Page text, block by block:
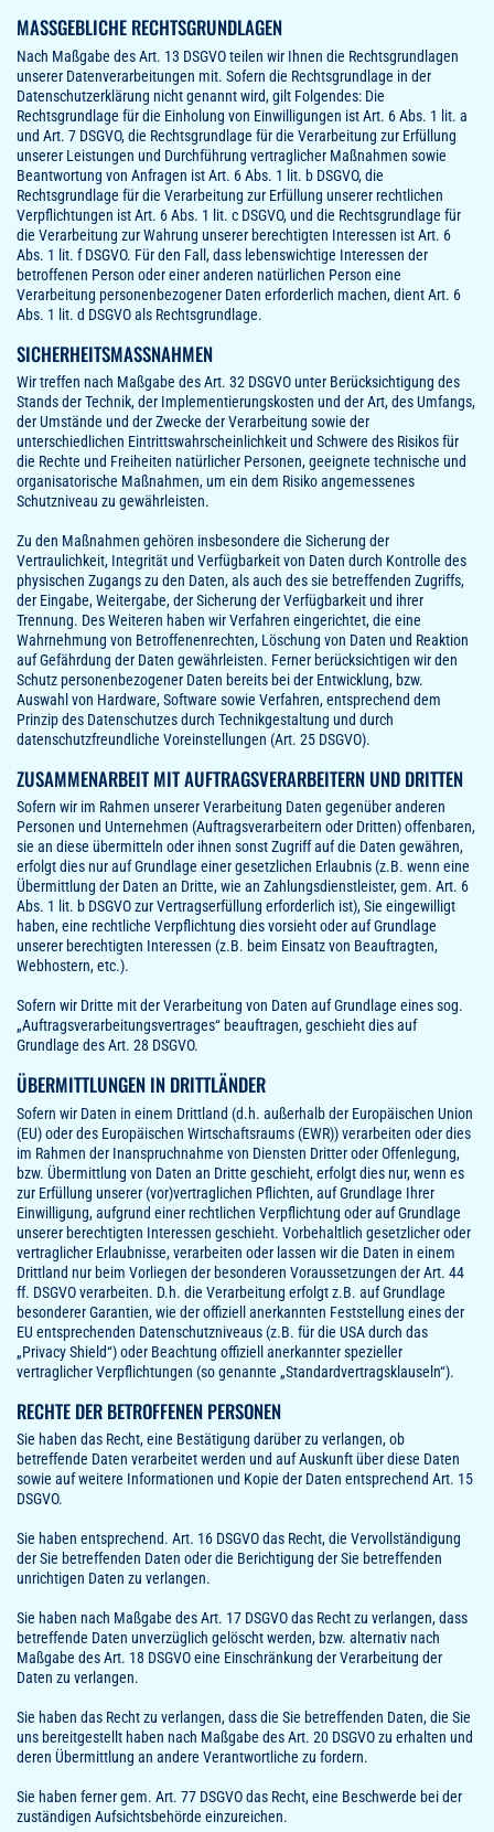
MASSGEBLICHE RECHTSGRUNDLAGEN
Nach Maßgabe des Art. 13 DSGVO teilen wir Ihnen die Rechtsgrundlagen
unserer Datenverarbeitungen mit. Sofern die Rechtsgrundlage in der
Datenschutzerklärung nicht genannt wird, gilt Folgendes: Die
Rechtsgrundlage für die Einholung von Einwilligungen ist Art. 6 Abs. 1 lit. a
und Art. 7 DSGVO, die Rechtsgrundlage für die Verarbeitung zur Erfüllung
unserer Leistungen und Durchführung vertraglicher Maßnahmen sowie
Beantwortung von Anfragen ist Art. 6 Abs. 1 lit. b DSGVO, die
Rechtsgrundlage für die Verarbeitung zur Erfüllung unserer rechtlichen
Verpflichtungen ist Art. 6 Abs. 1 lit. c DSGVO, und die Rechtsgrundlage für
die Verarbeitung zur Wahrung unserer berechtigten Interessen ist Art. 6
Abs. 1 lit. f DSGVO. Für den Fall, dass lebenswichtige Interessen der
betroffenen Person oder einer anderen natürlichen Person eine
Verarbeitung personenbezogener Daten erforderlich machen, dient Art. 6
Abs. 1 lit. d DSGVO als Rechtsgrundlage.
SICHERHEITSMASSNAHMEN
Wir treffen nach Maßgabe des Art. 32 DSGVO unter Berücksichtigung des
Stands der Technik, der Implementierungskosten und der Art, des Umfangs,
der Umstände und der Zwecke der Verarbeitung sowie der
unterschiedlichen Eintrittswahrscheinlichkeit und Schwere des Risikos für
die Rechte und Freiheiten natürlicher Personen, geeignete technische und
organisatorische Maßnahmen, um ein dem Risiko angemessenes
Schutzniveau zu gewährleisten.
Zu den Maßnahmen gehören insbesondere die Sicherung der
Vertraulichkeit, Integrität und Verfügbarkeit von Daten durch Kontrolle des
physischen Zugangs zu den Daten, als auch des sie betreffenden Zugriffs,
der Eingabe, Weitergabe, der Sicherung der Verfügbarkeit und ihrer
Trennung. Des Weiteren haben wir Verfahren eingerichtet, die eine
Wahrnehmung von Betroffenenrechten, Löschung von Daten und Reaktion
auf Gefährdung der Daten gewährleisten. Ferner berücksichtigen wir den
Schutz personenbezogener Daten bereits bei der Entwicklung, bzw.
Auswahl von Hardware, Software sowie Verfahren, entsprechend dem
Prinzip des Datenschutzes durch Technikgestaltung und durch
datenschutzfreundliche Voreinstellungen (Art. 25 DSGVO).
ZUSAMMENARBEIT MIT AUFTRAGSVERARBEITERN UND DRITTEN
Sofern wir im Rahmen unserer Verarbeitung Daten gegenüber anderen
Personen und Unternehmen (Auftragsverarbeitern oder Dritten) offenbaren,
sie an diese übermitteln oder ihnen sonst Zugriff auf die Daten gewähren,
erfolgt dies nur auf Grundlage einer gesetzlichen Erlaubnis (z.B. wenn eine
Übermittlung der Daten an Dritte, wie an Zahlungsdienstleister, gem. Art. 6
Abs. 1 lit. b DSGVO zur Vertragserfüllung erforderlich ist), Sie eingewilligt
haben, eine rechtliche Verpflichtung dies vorsieht oder auf Grundlage
unserer berechtigten Interessen (z.B. beim Einsatz von Beauftragten,
Webhostern, etc.).
Sofern wir Dritte mit der Verarbeitung von Daten auf Grundlage eines sog.
„Auftragsverarbeitungsvertrages“ beauftragen, geschieht dies auf
Grundlage des Art. 28 DSGVO.
ÜBERMITTLUNGEN IN DRITTLÄNDER
Sofern wir Daten in einem Drittland (d.h. außerhalb der Europäischen Union
(EU) oder des Europäischen Wirtschaftsraums (EWR)) verarbeiten oder dies
im Rahmen der Inanspruchnahme von Diensten Dritter oder Offenlegung,
bzw. Übermittlung von Daten an Dritte geschieht, erfolgt dies nur, wenn es
zur Erfüllung unserer (vor)vertraglichen Pflichten, auf Grundlage Ihrer
Einwilligung, aufgrund einer rechtlichen Verpflichtung oder auf Grundlage
unserer berechtigten Interessen geschieht. Vorbehaltlich gesetzlicher oder
vertraglicher Erlaubnisse, verarbeiten oder lassen wir die Daten in einem
Drittland nur beim Vorliegen der besonderen Voraussetzungen der Art. 44
ff. DSGVO verarbeiten. D.h. die Verarbeitung erfolgt z.B. auf Grundlage
besonderer Garantien, wie der offiziell anerkannten Feststellung eines der
EU entsprechenden Datenschutzniveaus (z.B. für die USA durch das
„Privacy Shield“) oder Beachtung offiziell anerkannter spezieller
vertraglicher Verpflichtungen (so genannte „Standardvertragsklauseln“).
RECHTE DER BETROFFENEN PERSONEN
Sie haben das Recht, eine Bestätigung darüber zu verlangen, ob
betreffende Daten verarbeitet werden und auf Auskunft über diese Daten
sowie auf weitere Informationen und Kopie der Daten entsprechend Art. 15
DSGVO.
Sie haben entsprechend. Art. 16 DSGVO das Recht, die Vervollständigung
der Sie betreffenden Daten oder die Berichtigung der Sie betreffenden
unrichtigen Daten zu verlangen.
Sie haben nach Maßgabe des Art. 17 DSGVO das Recht zu verlangen, dass
betreffende Daten unverzüglich gelöscht werden, bzw. alternativ nach
Maßgabe des Art. 18 DSGVO eine Einschränkung der Verarbeitung der
Daten zu verlangen.
Sie haben das Recht zu verlangen, dass die Sie betreffenden Daten, die Sie
uns bereitgestellt haben nach Maßgabe des Art. 20 DSGVO zu erhalten und
deren Übermittlung an andere Verantwortliche zu fordern.
Sie haben ferner gem. Art. 77 DSGVO das Recht, eine Beschwerde bei der
zuständigen Aufsichtsbehörde einzureichen.